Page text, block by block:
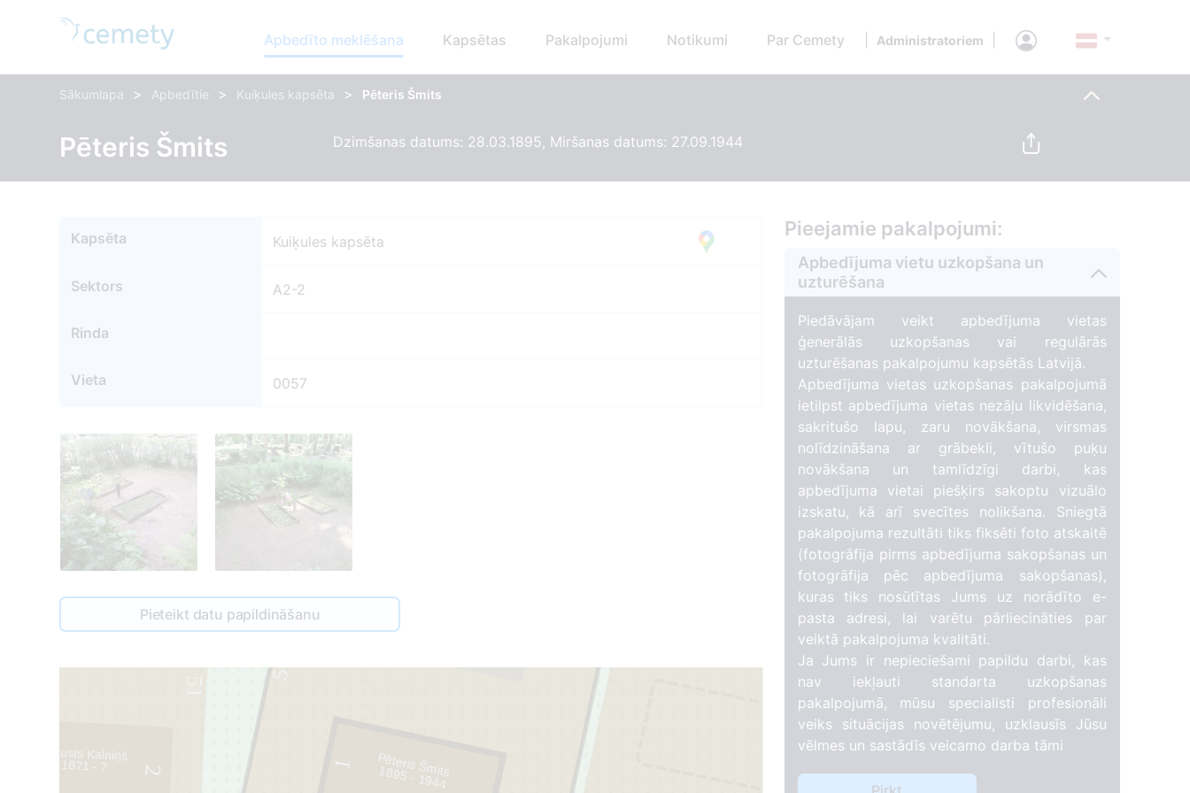
Apbedīto meklēšana Kapsētas Pakalpojumi Notikumi Par Cemety Administratoriem
Sākumlapa > Apbedītie > Kuiķules kapsēta > Pēteris Šmits
Pēteris Šmits Dzimšanas datums: 28.03.1895, Miršanas datums: 27.09.1944
Kapsēta Kuiķules kapsēta
Sektors A2-2
Rinda
Vieta 0057
Pieteikt datu papildināšanu
51
57
2 1
1
2
Augusts Kalniņš
1871 - ? Pēteris Šmits
1895 - 1944
Pieejamie pakalpojumi:
Apbedījuma vietu uzkopšana un
uzturēšana
Piedāvājam veikt apbedījuma vietas
ģenerālās uzkopšanas vai regulārās
uzturēšanas pakalpojumu kapsētās Latvijā.
Apbedījuma vietas uzkopšanas pakalpojumā
ietilpst apbedījuma vietas nezāļu likvidēšana,
sakritušo lapu, zaru novākšana, virsmas
nolīdzināšana ar grābekli, vītušo puķu
novākšana un tamlīdzīgi darbi, kas
apbedījuma vietai piešķirs sakoptu vizuālo
izskatu, kā arī svecītes nolikšana. Sniegtā
pakalpojuma rezultāti tiks fiksēti foto atskaitē
(fotogrāfija pirms apbedījuma sakopšanas un
fotogrāfija pēc apbedījuma sakopšanas),
kuras tiks nosūtītas Jums uz norādīto e-
pasta adresi, lai varētu pārliecināties par
veiktā pakalpojuma kvalitāti.
Ja Jums ir nepieciešami papildu darbi, kas
nav iekļauti standarta uzkopšanas
pakalpojumā, mūsu specialisti profesionāli
veiks situācijas novētējumu, uzklausīs Jūsu
vēlmes un sastādīs veicamo darba tāmi